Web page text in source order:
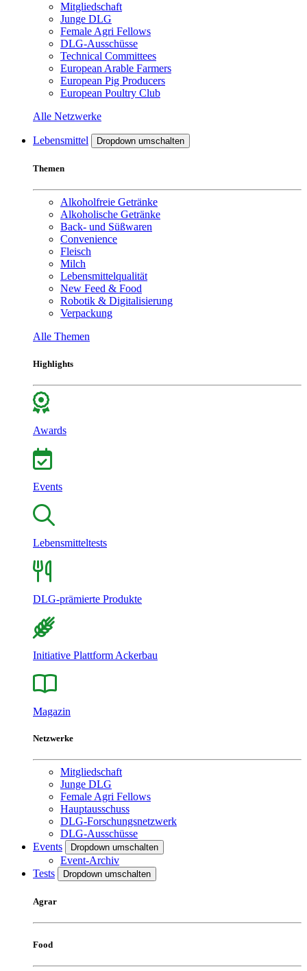
Mitgliedschaft
Junge DLG
Female Agri Fellows
DLG-Ausschüsse
Technical Committees
European Arable Farmers
European Pig Producers
European Poultry Club
Alle Netzwerke
Lebensmittel Dropdown umschalten
Themen
Alkoholfreie Getränke
Alkoholische Getränke
Back- und Süßwaren
Convenience
Fleisch
Milch
Lebensmittelqualität
New Feed & Food
Robotik & Digitalisierung
Verpackung
Alle Themen
Highlights
Awards
Events
Lebensmitteltests
DLG-prämierte Produkte
Initiative Plattform Ackerbau
Magazin
Netzwerke
Mitgliedschaft
Junge DLG
Female Agri Fellows
Hauptausschuss
DLG-Forschungsnetzwerk
DLG-Ausschüsse
Events
Dropdown umschalten
Event-Archiv
Tests
Dropdown umschalten
Agrar
Food